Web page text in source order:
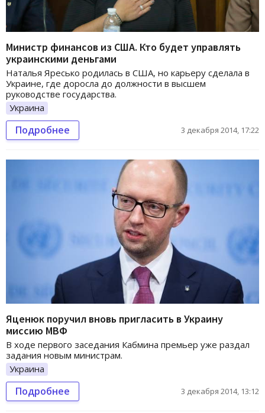
Министр финансов из США. Кто будет управлять
украинскими деньгами
Наталья Яресько родилась в США, но карьеру сделала в
Украине, где доросла до должности в высшем
руководстве государства.
Украина
Подробнее 3 декабря 2014, 17:22
Яценюк поручил вновь пригласить в Украину
миссию МВФ
В ходе первого заседания Кабмина премьер уже раздал
задания новым министрам.
Украина
Подробнее 3 декабря 2014, 13:12